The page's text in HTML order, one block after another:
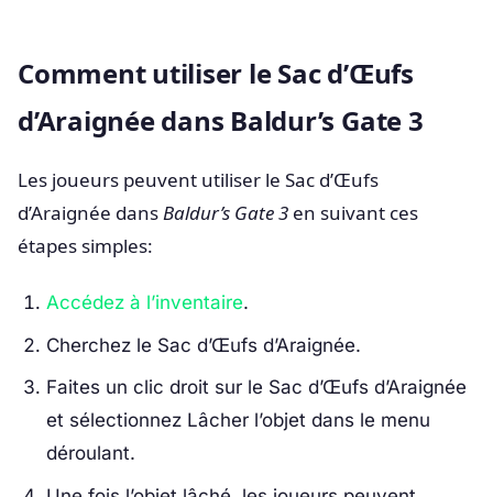
Comment utiliser le Sac d’Œufs
d’Araignée dans Baldur’s Gate 3
Les joueurs peuvent utiliser le Sac d’Œufs
d’Araignée dansBaldur’s Gate 3 en suivant ces
étapes simples:
Accédez à l’inventaire.
Cherchez le Sac d’Œufs d’Araignée.
Faites un clic droit sur le Sac d’Œufs d’Araignée
et sélectionnez Lâcher l’objet dans le menu
déroulant.